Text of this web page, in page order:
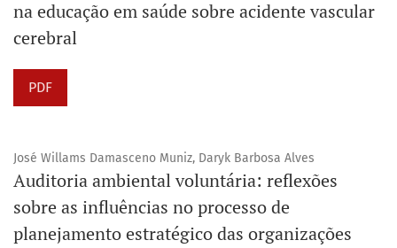
na educação em saúde sobre acidente vascular
cerebral
PDF
José Willams Damasceno Muniz, Daryk Barbosa Alves
Auditoria ambiental voluntária: reflexões
sobre as influências no processo de
planejamento estratégico das organizações